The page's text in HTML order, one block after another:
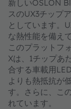
新しいOSLON
スのUX3チップ
としています。
な熱性能を備え
このプラットフ
Xは、1チップあ
合する車載用
よりも熱抵抗が
す。さらに、こ
れています。